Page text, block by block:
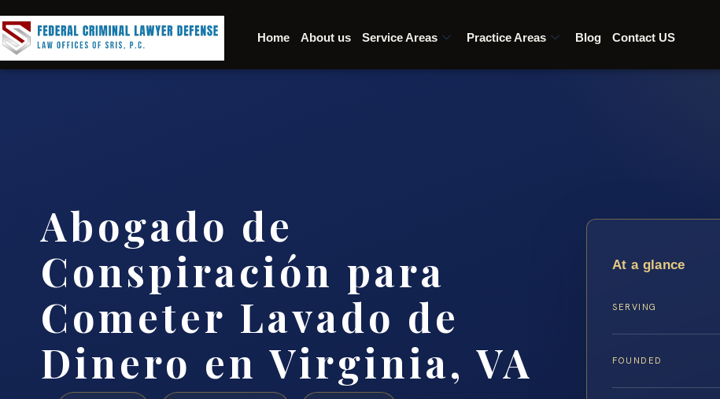
Home About us Service Areas Practice Areas Blog Contact US
Abogado de
Conspiración para
Cometer Lavado de
Dinero en Virginia, VA
At a glance
SERVING
FOUNDED